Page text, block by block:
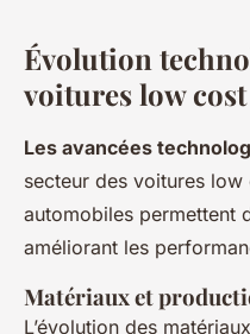
Évolution
voitures low cost
Les avancées
secteur des voitures
automobiles permettent
améliorant les
Matériaux et
L’évolution des